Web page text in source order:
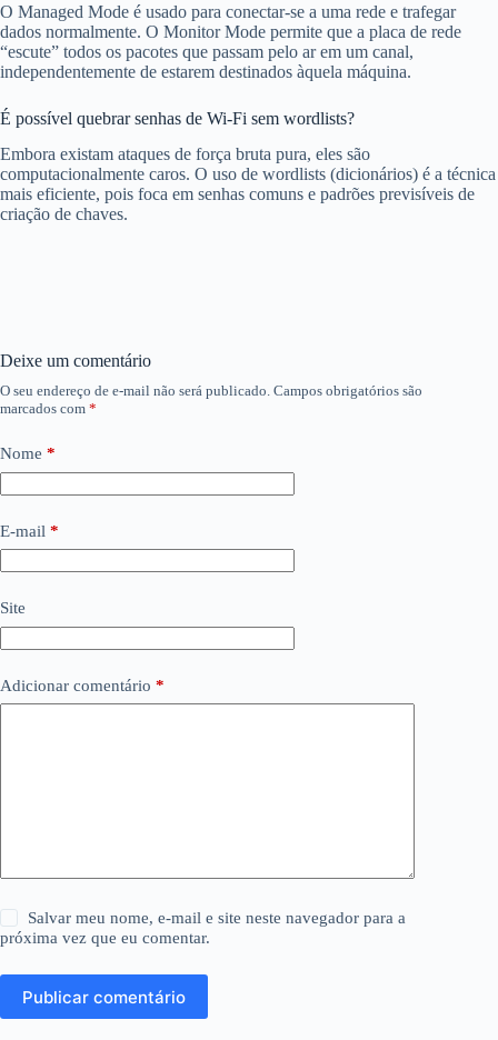
O Managed Mode é usado para conectar-se a uma rede e trafegar
dados normalmente. O Monitor Mode permite que a placa de rede
“escute” todos os pacotes que passam pelo ar em um canal,
independentemente de estarem destinados àquela máquina.
É possível quebrar senhas de Wi-Fi sem wordlists?
Embora existam ataques de força bruta pura, eles são
computacionalmente caros. O uso de wordlists (dicionários) é a técnica
mais eficiente, pois foca em senhas comuns e padrões previsíveis de
criação de chaves.
Deixe um comentário
O seu endereço de e-mail não será publicado. Campos obrigatórios são
marcados com *
Nome *
E-mail *
Site
Adicionar comentário *
Salvar meu nome, e-mail e site neste navegador para a
próxima vez que eu comentar.
Publicar comentário